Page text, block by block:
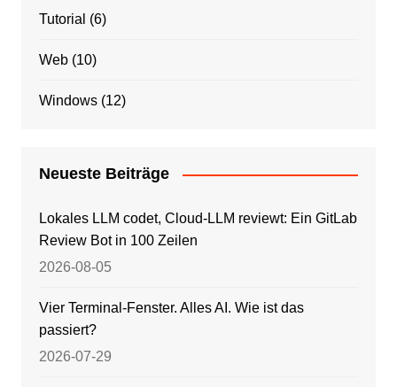
Tutorial (6)
Web(10)
Windows(12)
Neueste Beiträge
Lokales LLM codet, Cloud-LLM reviewt: Ein GitLab
Review Bot in 100 Zeilen
2026-08-05
Vier Terminal-Fenster. Alles AI. Wie ist das
passiert?
2026-07-29